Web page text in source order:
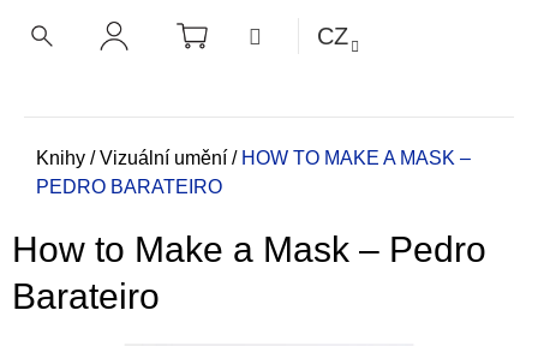
NÁKUPNÍ
KOŠÍK MENUCZ
Domů
Knihy / Vizuální umění / HOW TO MAKE A MASK –
PEDRO BARATEIRO
How to Make a Mask – Pedro
Barateiro
ZPĚT
ZPĚT
o
p
t
ř
e